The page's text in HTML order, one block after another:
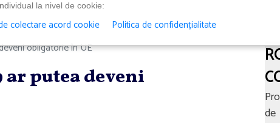
obligatorie în UE
ar putea deveni
de
la nivel de cookie:
colectare acord cookie Politica de confidențialitate